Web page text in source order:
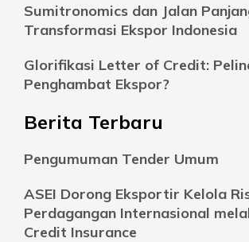
Sumitronomics dan Jalan
Transformasi Ekspor Indonesia
Glorifikasi Letter of Credit:
Penghambat Ekspor?
Berita Terbaru
Pengumuman Tender Umum
ASEI Dorong Eksportir Kelola
Perdagangan Internasional
Credit Insurance